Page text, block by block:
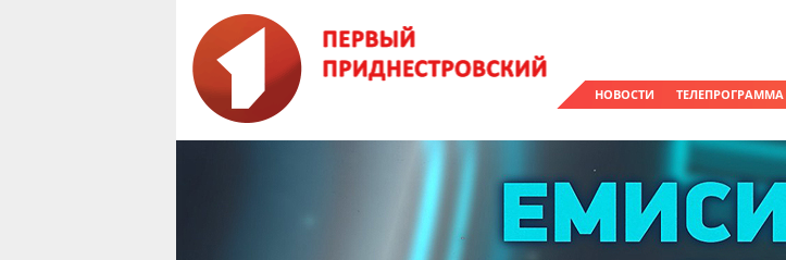
НОВОСТИ ТЕЛЕПРОГРАММА